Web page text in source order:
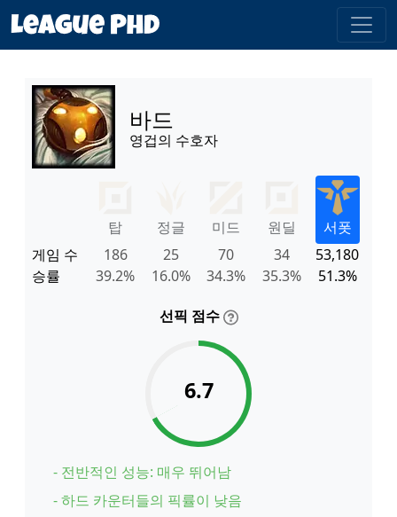
바드
영겁의 수호자
탑 정글 미드 원딜
서폿
게임 수
186 25 70 34
53,180
승률
39.2% 16.0% 34.3% 35.3% 51.3%
선픽 점수
6.7
- 전반적인 성능: 매우 뛰어남
- 하드 카운터들의 픽률이 낮음